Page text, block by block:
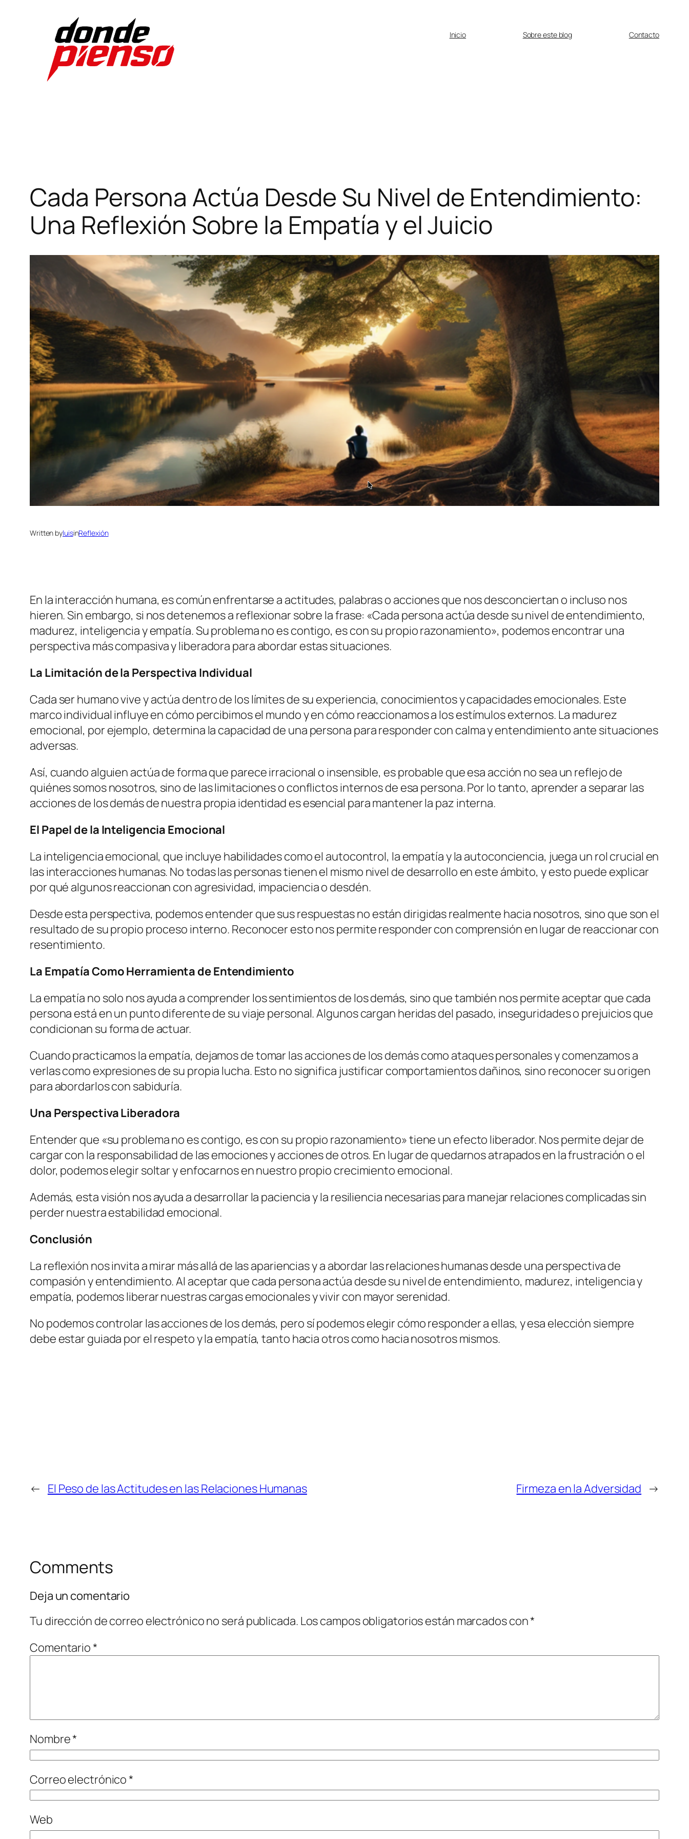
Inicio Sobre este blog Contacto
Cada Persona Actúa Desde Su Nivel de Entendimiento:
Una Reflexión Sobre la Empatía y el Juicio
Written byluisinReflexión
En la interacción humana, es común enfrentarse a actitudes, palabras o acciones que nos desconciertan o incluso nos
hieren. Sin embargo, si nos detenemos a reflexionar sobre la frase: «Cada persona actúa desde su nivel de entendimiento,
madurez, inteligencia y empatía. Su problema no es contigo, es con su propio razonamiento», podemos encontrar una
perspectiva más compasiva y liberadora para abordar estas situaciones.
La Limitación de la Perspectiva Individual
Cada ser humano vive y actúa dentro de los límites de su experiencia, conocimientos y capacidades emocionales. Este
marco individual influye en cómo percibimos el mundo y en cómo reaccionamos a los estímulos externos. La madurez
emocional, por ejemplo, determina la capacidad de una persona para responder con calma y entendimiento ante situaciones
adversas.
Así, cuando alguien actúa de forma que parece irracional o insensible, es probable que esa acción no sea un reflejo de
quiénes somos nosotros, sino de las limitaciones o conflictos internos de esa persona. Por lo tanto, aprender a separar las
acciones de los demás de nuestra propia identidad es esencial para mantener la paz interna.
El Papel de la Inteligencia Emocional
La inteligencia emocional, que incluye habilidades como el autocontrol, la empatía y la autoconciencia, juega un rol crucial en
las interacciones humanas. No todas las personas tienen el mismo nivel de desarrollo en este ámbito, y esto puede explicar
por qué algunos reaccionan con agresividad, impaciencia o desdén.
Desde esta perspectiva, podemos entender que sus respuestas no están dirigidas realmente hacia nosotros, sino que son el
resultado de su propio proceso interno. Reconocer esto nos permite responder con comprensión en lugar de reaccionar con
resentimiento.
La Empatía Como Herramienta de Entendimiento
La empatía no solo nos ayuda a comprender los sentimientos de los demás, sino que también nos permite aceptar que cada
persona está en un punto diferente de su viaje personal. Algunos cargan heridas del pasado, inseguridades o prejuicios que
condicionan su forma de actuar.
Cuando practicamos la empatía, dejamos de tomar las acciones de los demás como ataques personales y comenzamos a
verlas como expresiones de su propia lucha. Esto no significa justificar comportamientos dañinos, sino reconocer su origen
para abordarlos con sabiduría.
Una Perspectiva Liberadora
Entender que «su problema no es contigo, es con su propio razonamiento» tiene un efecto liberador. Nos permite dejar de
cargar con la responsabilidad de las emociones y acciones de otros. En lugar de quedarnos atrapados en la frustración o el
dolor, podemos elegir soltar y enfocarnos en nuestro propio crecimiento emocional.
Además, esta visión nos ayuda a desarrollar la paciencia y la resiliencia necesarias para manejar relaciones complicadas sin
perder nuestra estabilidad emocional.
Conclusión
La reflexión nos invita a mirar más allá de las apariencias y a abordar las relaciones humanas desde una perspectiva de
compasión y entendimiento. Al aceptar que cada persona actúa desde su nivel de entendimiento, madurez, inteligencia y
empatía, podemos liberar nuestras cargas emocionales y vivir con mayor serenidad.
No podemos controlar las acciones de los demás, pero sí podemos elegir cómo responder a ellas, y esa elección siempre
debe estar guiada por el respeto y la empatía, tanto hacia otros como hacia nosotros mismos.
← El Peso de las Actitudes en las Relaciones Humanas Firmeza en la Adversidad →
Comments
Deja un comentario
Tu dirección de correo electrónico no será publicada. Los campos obligatorios están marcados con*
Comentario*
Nombre*
Correo electrónico*
Web